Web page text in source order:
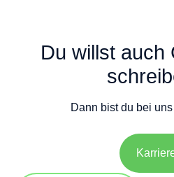
Du willst auch
Dann bist du bei